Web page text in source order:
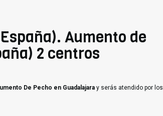
Aumento de
2 centros
De Pecho en Guadalajara y serás atendido por los